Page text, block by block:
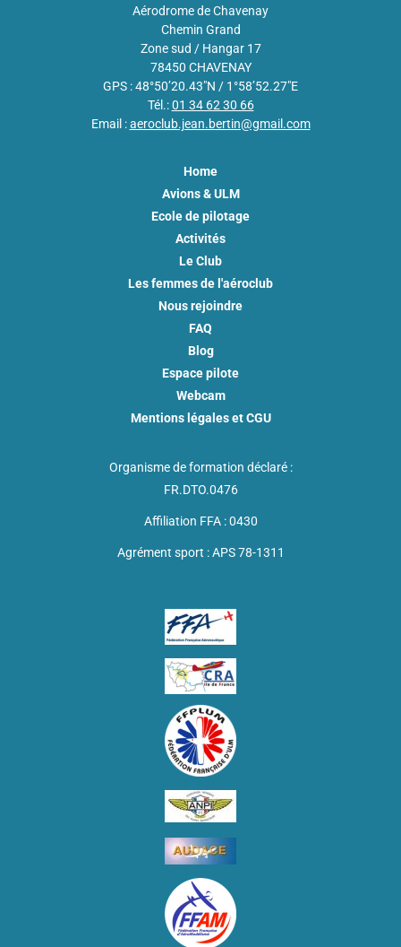
Aérodrome de Chavenay
Chemin Grand
Zone sud / Hangar 17
78450 CHAVENAY
GPS : 48°50’20.43″N / 1°58’52.27″E
Tél.: 01 34 62 30 66
Email :aeroclub.jean.bertin@gmail.com
Home
Avions & ULM
Ecole de pilotage
Activités
Le Club
Les femmes de l'aéroclub
Nous rejoindre
FAQ
Blog
Espace pilote
Webcam
Mentions légales et CGU
Organisme de formation déclaré :
FR.DTO.0476
Affiliation FFA : 0430
Agrément sport : APS 78-1311